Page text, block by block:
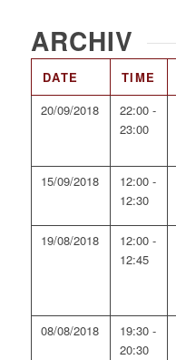
ARCHIV
DATE TIME
20/09/2018
22:00 -
23:00
15/09/2018
12:00 -
12:30
19/08/2018
12:00 -
12:45
08/08/2018
19:30 -
20:30